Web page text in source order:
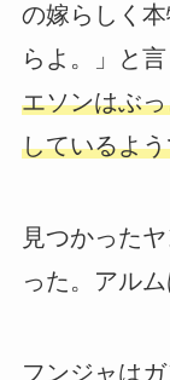
の嫁らしく
らよ。」と言
エソンはぶ
しているよ
見つかった
った。アル
フンジャは